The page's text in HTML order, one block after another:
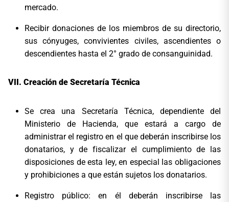
mercado.
Recibir donaciones de los miembros de su directorio,
sus cónyuges, convivientes civiles, ascendientes o
descendientes hasta el 2° grado de consanguinidad.
Creación de Secretaría Técnica
Se crea una Secretaría Técnica, dependiente del
Ministerio de Hacienda, que estará a cargo de
administrar el registro en el que deberán inscribirse los
donatarios, y de fiscalizar el cumplimiento de las
disposiciones de esta ley, en especial las obligaciones
y prohibiciones a que están sujetos los donatarios.
Registro público: en él deberán inscribirse las